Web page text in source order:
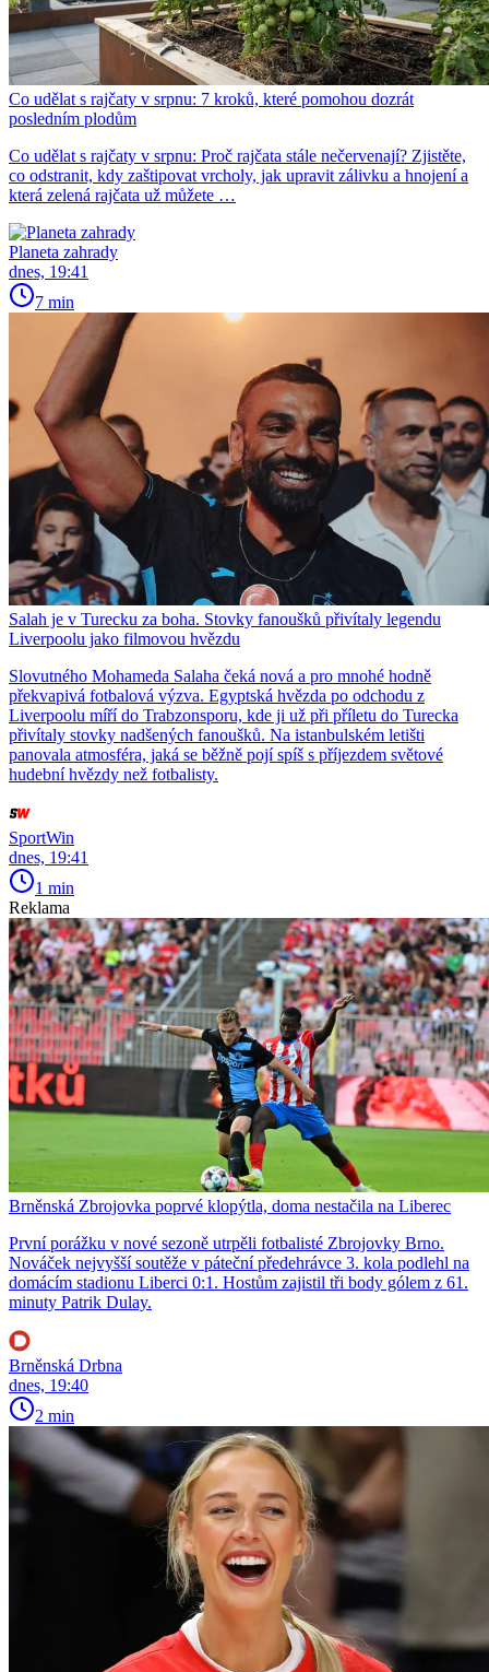
Co udělat s rajčaty v srpnu: 7 kroků, které pomohou dozrát
posledním plodům
Co udělat s rajčaty v srpnu: Proč rajčata stále nečervenají? Zjistěte,
co odstranit, kdy zaštipovat vrcholy, jak upravit zálivku a hnojení a
která zelená rajčata už můžete …
Planeta zahrady
dnes, 19:41
7 min
Salah je v Turecku za boha. Stovky fanoušků přivítaly legendu
Liverpoolu jako filmovou hvězdu
Slovutného Mohameda Salaha čeká nová a pro mnohé hodně
překvapivá fotbalová výzva. Egyptská hvězda po odchodu z
Liverpoolu míří do Trabzonsporu, kde ji už při příletu do Turecka
přivítaly stovky nadšených fanoušků. Na istanbulském letišti
panovala atmosféra, jaká se běžně pojí spíš s příjezdem světové
hudební hvězdy než fotbalisty.
SportWin
dnes, 19:41
1 min
Reklama
Brněnská Zbrojovka poprvé klopýtla, doma nestačila na Liberec
První porážku v nové sezoně utrpěli fotbalisté Zbrojovky Brno.
Nováček nejvyšší soutěže v páteční předehrávce 3. kola podlehl na
domácím stadionu Liberci 0:1. Hostům zajistil tři body gólem z 61.
minuty Patrik Dulay.
Brněnská Drbna
dnes, 19:40
2 min